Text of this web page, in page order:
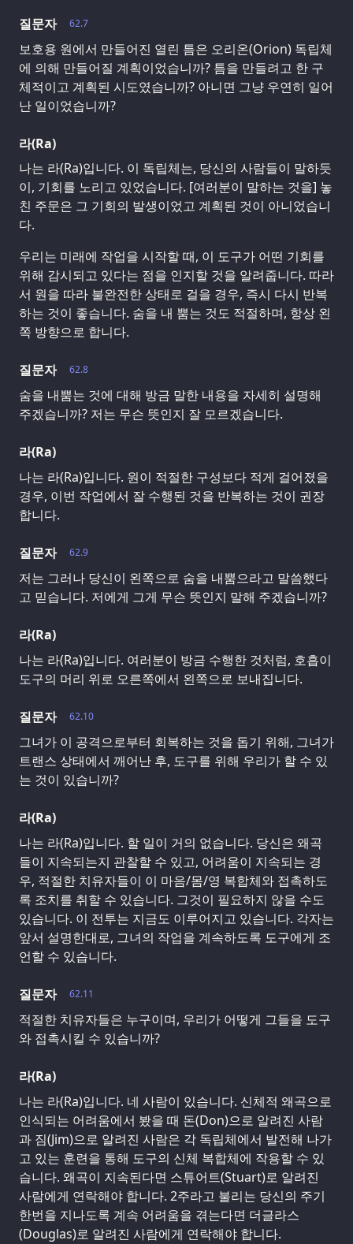
62.7
질문자
보호용 원에서 만들어진 열린 틈은 오리온(Orion) 독립체
에 의해 만들어질 계획이었습니까? 틈을 만들려고 한 구
체적이고 계획된 시도였습니까? 아니면 그냥 우연히 일어
난 일이었습니까?
라(Ra)
나는 라(Ra)입니다. 이 독립체는, 당신의 사람들이 말하듯
이, 기회를 노리고 있었습니다. [여러분이 말하는 것을] 놓
친 주문은 그 기회의 발생이었고 계획된 것이 아니었습니
다.
우리는 미래에 작업을 시작할 때, 이 도구가 어떤 기회를
위해 감시되고 있다는 점을 인지할 것을 알려줍니다. 따라
서 원을 따라 불완전한 상태로 걸을 경우, 즉시 다시 반복
하는 것이 좋습니다. 숨을 내 뿜는 것도 적절하며, 항상 왼
쪽 방향으로 합니다.
62.8
질문자
숨을 내뿜는 것에 대해 방금 말한 내용을 자세히 설명해
주겠습니까? 저는 무슨 뜻인지 잘 모르겠습니다.
라(Ra)
나는 라(Ra)입니다. 원이 적절한 구성보다 적게 걸어졌을
경우, 이번 작업에서 잘 수행된 것을 반복하는 것이 권장
합니다.
62.9
질문자
저는 그러나 당신이 왼쪽으로 숨을 내뿜으라고 말씀했다
고 믿습니다. 저에게 그게 무슨 뜻인지 말해 주겠습니까?
라(Ra)
나는 라(Ra)입니다. 여러분이 방금 수행한 것처럼, 호흡이
도구의 머리 위로 오른쪽에서 왼쪽으로 보내집니다.
62.10
질문자
그녀가 이 공격으로부터 회복하는 것을 돕기 위해, 그녀가
트랜스 상태에서 깨어난 후, 도구를 위해 우리가 할 수 있
는 것이 있습니까?
라(Ra)
나는 라(Ra)입니다. 할 일이 거의 없습니다. 당신은 왜곡
들이 지속되는지 관찰할 수 있고, 어려움이 지속되는 경
우, 적절한 치유자들이 이 마음/몸/영 복합체와 접촉하도
록 조치를 취할 수 있습니다. 그것이 필요하지 않을 수도
있습니다. 이 전투는 지금도 이루어지고 있습니다. 각자는
앞서 설명한대로, 그녀의 작업을 계속하도록 도구에게 조
언할 수 있습니다.
62.11
질문자
적절한 치유자들은 누구이며, 우리가 어떻게 그들을 도구
와 접촉시킬 수 있습니까?
라(Ra)
나는 라(Ra)입니다. 네 사람이 있습니다. 신체적 왜곡으로
인식되는 어려움에서 봤을 때 돈(Don)으로 알려진 사람
과 짐(Jim)으로 알려진 사람은 각 독립체에서 발전해 나가
고 있는 훈련을 통해 도구의 신체 복합체에 작용할 수 있
습니다. 왜곡이 지속된다면 스튜어트(Stuart)로 알려진
사람에게 연락해야 합니다. 2주라고 불리는 당신의 주기
한번을 지나도록 계속 어려움을 겪는다면 더글라스
(Douglas)로 알려진 사람에게 연락해야 합니다.